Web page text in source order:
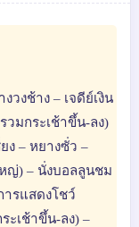
วงช้าง – เจดีย์เงิน
วมกระเช้าขึ้น-ลง)
ง – หยางซั่ว –
หญ่) – นั่งบอลลูนชม
ารแสดงโชว์
ะเช้าขึ้น-ลง) –